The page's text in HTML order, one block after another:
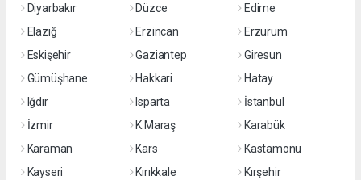
Diyarbakır
Düzce
Edirne
Elazığ
Erzincan
Erzurum
Eskişehir
Gaziantep
Giresun
Gümüşhane
Hakkari
Hatay
Iğdır
Isparta
İstanbul
İzmir
K.Maraş
Karabük
Karaman
Kars
Kastamonu
Kayseri
Kırıkkale Kırşehir